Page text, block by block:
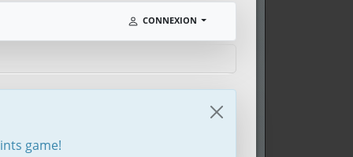
CONNEXION
game!